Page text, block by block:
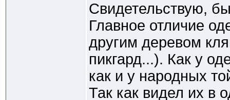
Свидетельствую,
Главное отличие
другим деревом
пикгард...). Как у
как и у народных
Так как видел их в